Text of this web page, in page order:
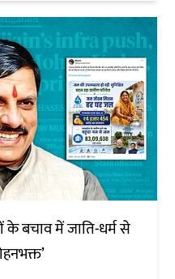
बचाव में जाति-धर्म से